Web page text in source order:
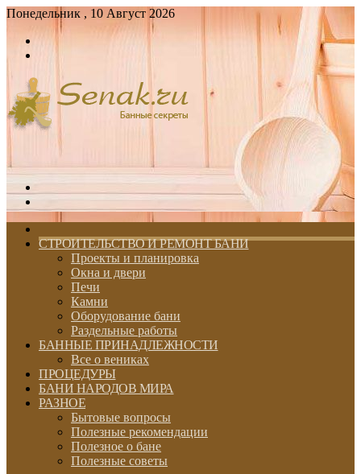
Понедельник , 10 Август 2026
Войти
skin
СТРОИТЕЛЬСТВО И РЕМОНТ БАНИ
Проекты и планировка
Окна и двери
Печи
Камни
Оборудование бани
Раздельные работы
БАННЫЕ ПРИНАДЛЕЖНОСТИ
Все о вениках
ПРОЦЕДУРЫ
БАНИ НАРОДОВ МИРА
РАЗНОЕ
Бытовые вопросы
Полезные рекомендации
Полезное о бане
Полезные советы